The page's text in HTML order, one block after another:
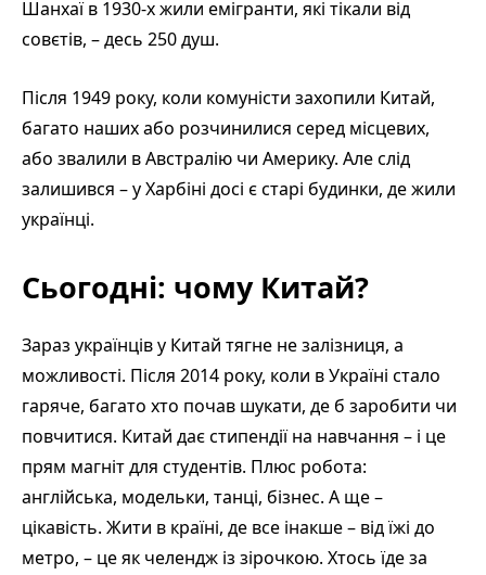
Шанхаї в 1930-х жили емігранти, які тікали від
совєтів, – десь 250 душ.
Після 1949 року, коли комуністи захопили Китай,
багато наших або розчинилися серед місцевих,
або звалили в Австралію чи Америку. Але слід
залишився – у Харбіні досі є старі будинки, де жили
українці.
Сьогодні: чому Китай?
Зараз українців у Китай тягне не залізниця, а
можливості. Після 2014 року, коли в Україні стало
гаряче, багато хто почав шукати, де б заробити чи
повчитися. Китай дає стипендії на навчання – і це
прям магніт для студентів. Плюс робота:
англійська, модельки, танці, бізнес. А ще –
цікавість. Жити в країні, де все інакше – від їжі до
метро, – це як челендж із зірочкою. Хтось їде за